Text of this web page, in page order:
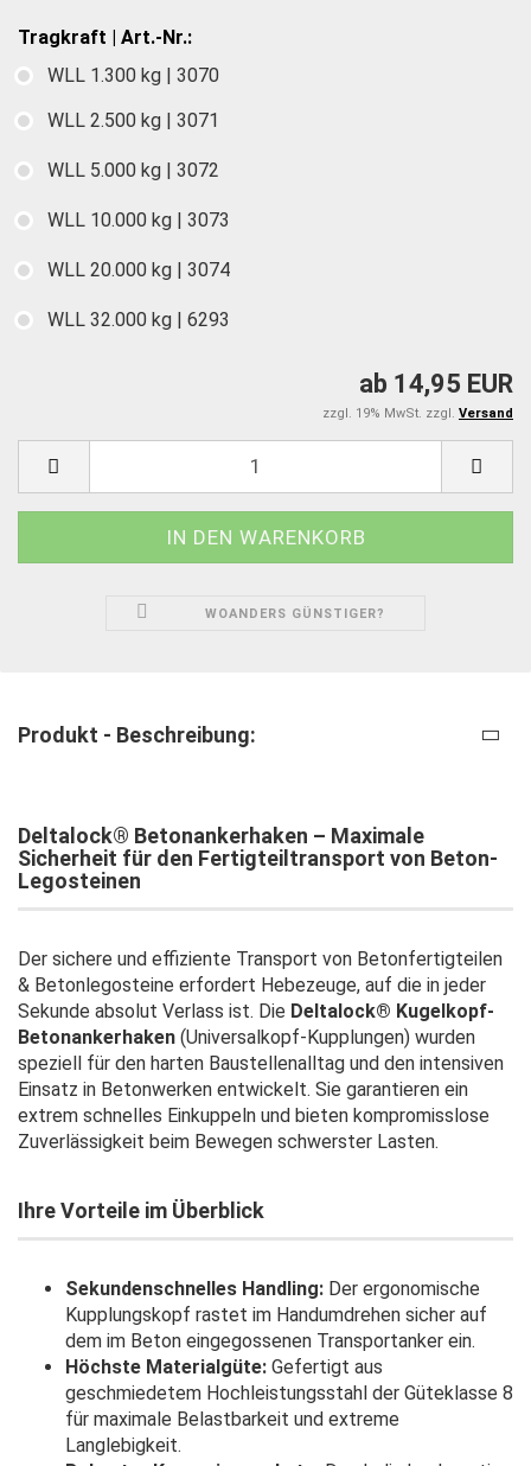
Tragkraft | Art.-Nr.:
WLL 1.300 kg | 3070
WLL 2.500 kg | 3071
WLL 5.000 kg | 3072
WLL 10.000 kg | 3073
WLL 20.000 kg | 3074
WLL 32.000 kg | 6293
ab 14,95 EUR
zzgl. 19% MwSt. zzgl. Versand
WOANDERS GÜNSTIGER?
Produkt - Beschreibung:
Deltalock® Betonankerhaken – Maximale
Sicherheit für den Fertigteiltransport von Beton-
Legosteinen
Der sichere und effiziente Transport von Betonfertigteilen
& Betonlegosteine erfordert Hebezeuge, auf die in jeder
Sekunde absolut Verlass ist. Die Deltalock® Kugelkopf-
Betonankerhaken (Universalkopf-Kupplungen) wurden
speziell für den harten Baustellenalltag und den intensiven
Einsatz in Betonwerken entwickelt. Sie garantieren ein
extrem schnelles Einkuppeln und bieten kompromisslose
Zuverlässigkeit beim Bewegen schwerster Lasten.
Ihre Vorteile im Überblick
Sekundenschnelles Handling: Der ergonomische
Kupplungskopf rastet im Handumdrehen sicher auf
dem im Beton eingegossenen Transportanker ein.
Höchste Materialgüte: Gefertigt aus
geschmiedetem Hochleistungsstahl der Güteklasse 8
für maximale Belastbarkeit und extreme
Langlebigkeit.